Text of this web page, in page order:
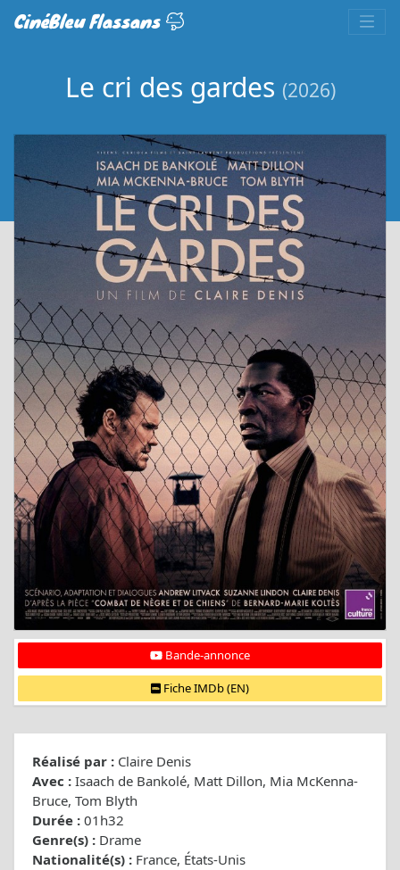
CinéBleu Flassans
Le cri des gardes (2026)
Bande-annonce
Fiche IMDb (EN)
Réalisé par : Claire Denis
Avec : Isaach de Bankolé, Matt Dillon, Mia McKenna-
Bruce, Tom Blyth
Durée : 01h32
Genre(s) : Drame
Nationalité(s) : France, États-Unis